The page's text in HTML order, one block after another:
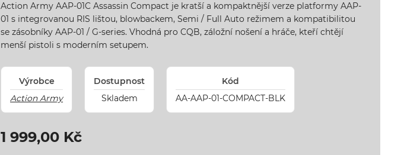
Action Army AAP-01C Assassin Compact je kratší a kompaktnější verze platformy AAP-
01 s integrovanou RIS lištou, blowbackem, Semi / Full Auto režimem a kompatibilitou
se zásobníky AAP-01 / G-series. Vhodná pro CQB, záložní nošení a hráče, kteří chtějí
menší pistoli s moderním setupem.
Výrobce
Action Army
Dostupnost
Skladem
Kód
AA-AAP-01-COMPACT-BLK
1 999,00 Kč